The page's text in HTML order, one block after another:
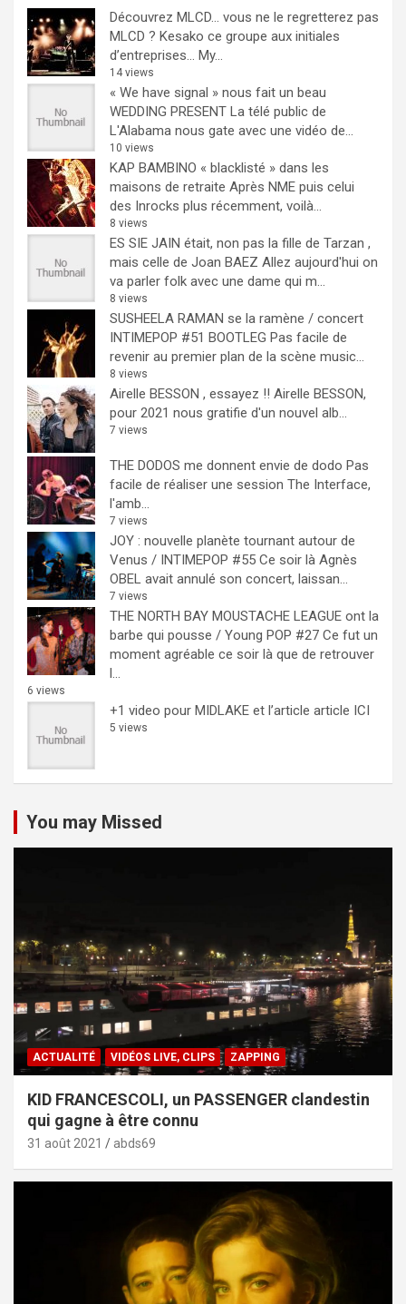
Découvrez MLCD… vous ne le regretterez pas
MLCD ? Kesako ce groupe aux initiales
d’entreprises… My...
14 views
« We have signal » nous fait un beau
WEDDING PRESENT La télé public de
L'Alabama nous gate avec une vidéo de...
10 views
KAP BAMBINO « blacklisté » dans les
maisons de retraite Après NME puis celui
des Inrocks plus récemment, voilà...
8 views
ES SIE JAIN était, non pas la fille de Tarzan ,
mais celle de Joan BAEZ Allez aujourd'hui on
va parler folk avec une dame qui m...
8 views
SUSHEELA RAMAN se la ramène / concert
INTIMEPOP #51 BOOTLEG Pas facile de
revenir au premier plan de la scène music...
8 views
Airelle BESSON , essayez !! Airelle BESSON,
pour 2021 nous gratifie d'un nouvel alb...
7 views
THE DODOS me donnent envie de dodo Pas
facile de réaliser une session The Interface,
l'amb...
7 views
JOY : nouvelle planète tournant autour de
Venus / INTIMEPOP #55 Ce soir là Agnès
OBEL avait annulé son concert, laissan...
7 views
THE NORTH BAY MOUSTACHE LEAGUE ont la
barbe qui pousse / Young POP #27 Ce fut un
moment agréable ce soir là que de retrouver
l...
6 views
+1 video pour MIDLAKE et l’article article ICI
5 views
You may Missed
ACTUALITÉ VIDÉOS LIVE, CLIPS ZAPPING
KID FRANCESCOLI, un PASSENGER clandestin
qui gagne à être connu
31 août 2021 abds69